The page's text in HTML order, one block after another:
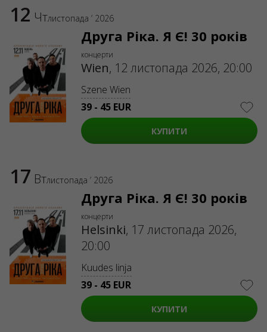
12 Чтлистопада ’ 2026
Друга Ріка. Я Є! 30 років
концерти
Wien, 12 листопада 2026, 20:00
Szene Wien
39 - 45 EUR
КУПИТИ
17 Втлистопада ’ 2026
Друга Ріка. Я Є! 30 років
концерти
Helsinki, 17 листопада 2026,
20:00
Kuudes linja
39 - 45 EUR
КУПИТИ